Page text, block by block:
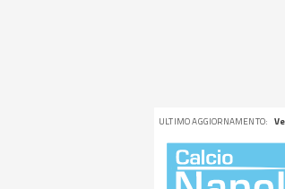
ULTIMO AGGIORNAMENTO: